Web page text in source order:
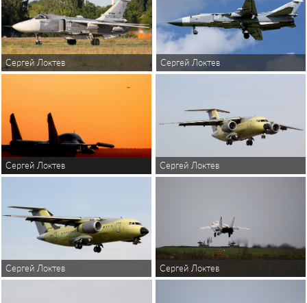
Сергей Локтев Сергей Локтев
Сергей Локтев Сергей Локтев
Сергей Локтев Сергей Локтев